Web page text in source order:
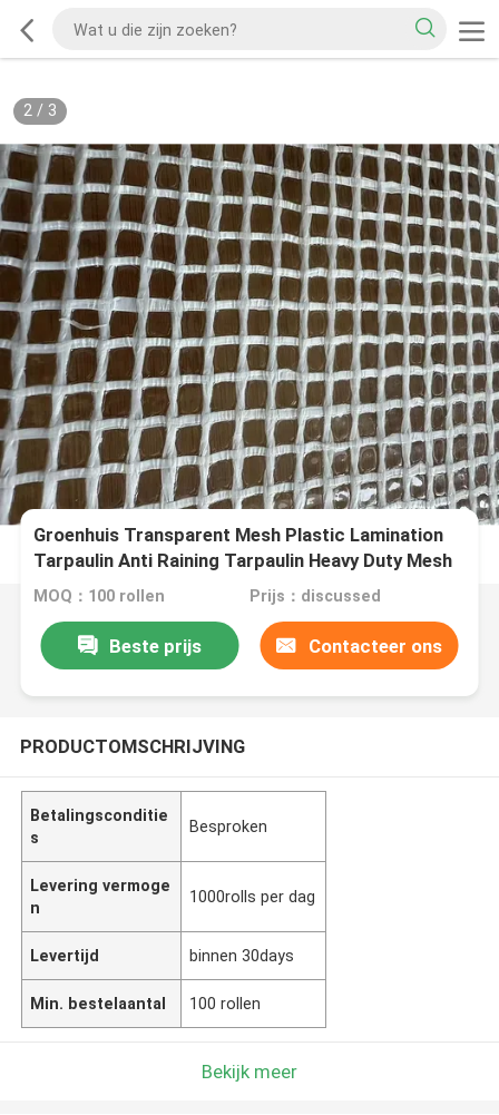
2/ 3
Groenhuis Transparent Mesh Plastic Lamination
Tarpaulin Anti Raining Tarpaulin Heavy Duty Mesh
Stof
MOQ：100 rollen Prijs：discussed
Beste prijs Contacteer ons
PRODUCTOMSCHRIJVING
Betalingsconditie
s
Besproken
Levering vermoge
n
1000rolls per dag
Levertijd binnen 30days
Min. bestelaantal 100 rollen
Bekijk meer